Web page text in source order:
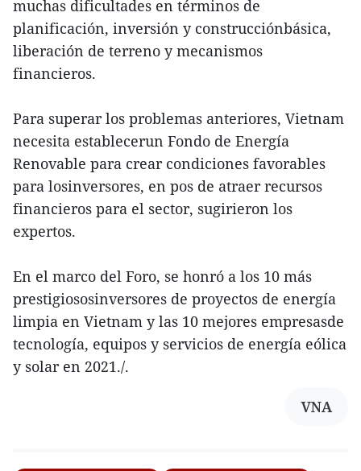
muchas dificultades en términos de
planificación, inversión y construcciónbásica,
liberación de terreno y mecanismos
financieros.
Para superar los problemas anteriores, Vietnam
necesita establecerun Fondo de Energía
Renovable para crear condiciones favorables
para losinversores, en pos de atraer recursos
financieros para el sector, sugirieron los
expertos.
En el marco del Foro, se honró a los 10 más
prestigiososinversores de proyectos de energía
limpia en Vietnam y las 10 mejores empresasde
tecnología, equipos y servicios de energía eólica
y solar en 2021./.
VNA